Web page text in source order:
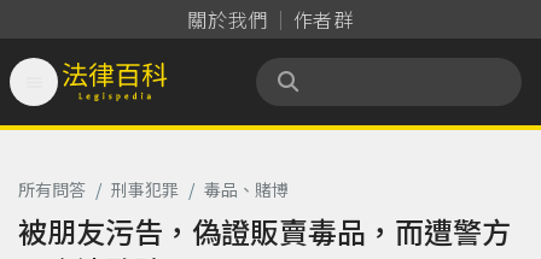
關於我們 作者群
法律百科 Legispedia
所有問答 / 刑事犯罪 / 毒品、賭博
被朋友污告，偽證販賣毒品，而遭警方